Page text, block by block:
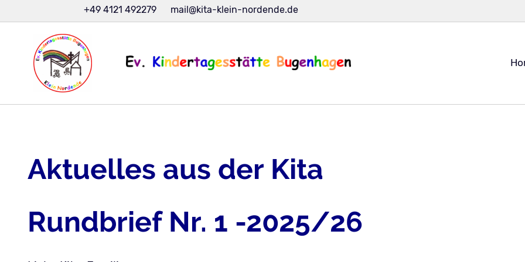
+49 4121 492279 mail@kita-klein-nordende.de
Aktuelles aus der Kita
Rundbrief Nr. 1 -2025/26